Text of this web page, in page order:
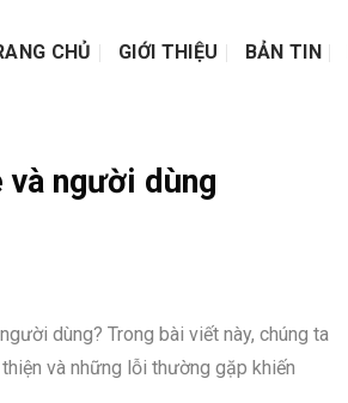
CHỦ GIỚI THIỆU BẢN TIN
và người dùng
dùng? Trong bài viết này, chúng ta
và những lỗi thường gặp khiến